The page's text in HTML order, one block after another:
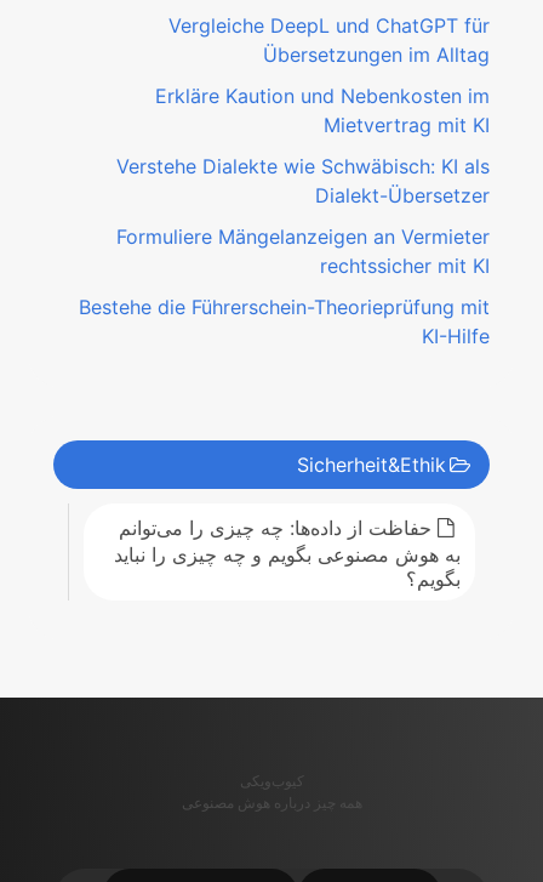
Vergleiche DeepL und ChatGPT für
Übersetzungen im Alltag
Erkläre Kaution und Nebenkosten im
Mietvertrag mit KI
Verstehe Dialekte wie Schwäbisch: KI als
Dialekt-Übersetzer
Formuliere Mängelanzeigen an Vermieter
rechtssicher mit KI
Bestehe die Führerschein-Theorieprüfung mit
KI-Hilfe
Sicherheit&Ethik
حفاظت از داده‌ها: چه چیزی را می‌توانم
به هوش مصنوعی بگویم و چه چیزی را نباید
بگویم؟
کیوب‌ویکی
همه چیز درباره هوش مصنوعی